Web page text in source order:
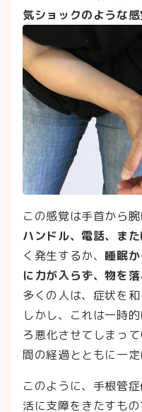
気ショックのような
この感覚は手首から
ハンドル、電話、ま
く発生するか、 睡眠
に力が入らず、物を
多くの人は、症状を
しかし、これは一時
ろ悪化させてしまっ
間の経過とともに一
このように、手根管
活に支障をきたすもの